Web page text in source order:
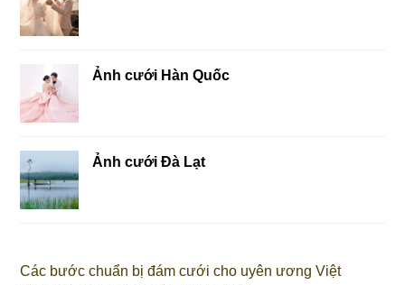
Ảnh cưới Hàn Quốc
Ảnh cưới Đà Lạt
Các bước chuẩn bị đám cưới cho uyên ương Việt